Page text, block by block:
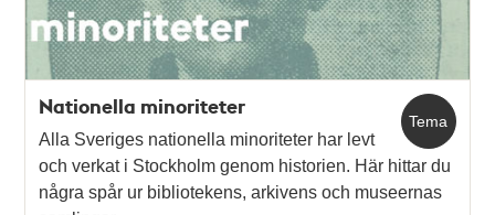
Tema
Nationella minoriteter
Alla Sveriges nationella minoriteter har levt
och verkat i Stockholm genom historien. Här hittar du
några spår ur bibliotekens, arkivens och museernas